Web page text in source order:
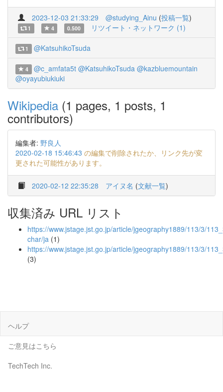
2023-12-03 21:33:29 @studying_Ainu (投稿一覧)
1 4 0.500 リツイート・ネットワーク (1)
1 @KatsuhikoTsuda
4 @c_amfata5t @KatsuhikoTsuda @kazbluemountain
@oyayubiukiuki
Wikipedia (1 pages, 1 posts, 1
contributors)
編集者: 野良人
2020-02-18 15:46:43 の編集で削除されたか、リンク先が変
更された可能性があります。
2020-02-12 22:35:28 アイヌ名 (文献一覧)
収集済み URL リスト
https://www.jstage.jst.go.jp/article/jgeography1889/113/3/
char/ja (1)
https://www.jstage.jst.go.jp/article/jgeography1889/113/3/
(3)
ヘルプ
ご意見はこちら
TechTech Inc.